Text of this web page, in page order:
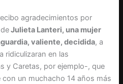
agradecimientos por
Julieta Lanteri, una mujer
valiente, decidida, a
ridiculizaran en las
y Caretas, por ejemplo-, que
un muchacho 14 años más